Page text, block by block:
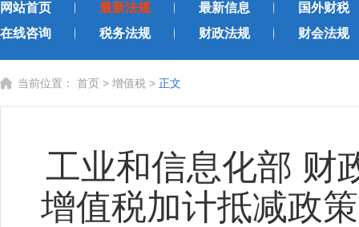
网站首页 最新法规 最新信息
国外财税
在线咨询
税务法规 财政法规 财会法规
当前位置： 首页 > 增值税 > 正文
工业和信息化部 财
增值税加计抵减政